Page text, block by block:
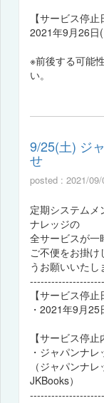
【サービス停止
2021年9月26日
※前後する可能
い。
9/25(土) ジ
せ
posted : 2021/09/
定期システムメ
ナレッジの
全サービスが一
ご不便をお掛け
うお願いいたし
【サービス停止
・2021年9月
【サービス停止
・ジャパンナ
（ジャパンナ
JKBooks）